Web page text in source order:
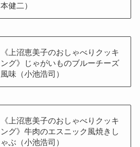
本健二）
《上沼恵美子のおしゃべりクッキ
ング》じゃがいものブルーチーズ
風味（小池浩司）
《上沼恵美子のおしゃべりクッキ
ング》牛肉のエスニック風焼きし
ゃぶ（小池浩司）